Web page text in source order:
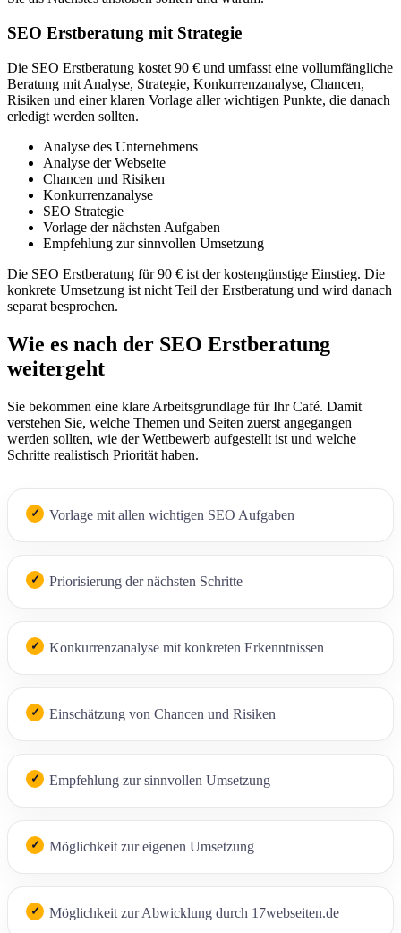
SEO Erstberatung mit Strategie
Die SEO Erstberatung kostet 90 € und umfasst eine vollumfängliche
Beratung mit Analyse, Strategie, Konkurrenzanalyse, Chancen,
Risiken und einer klaren Vorlage aller wichtigen Punkte, die danach
erledigt werden sollten.
Analyse des Unternehmens
Analyse der Webseite
Chancen und Risiken
Konkurrenzanalyse
SEO Strategie
Vorlage der nächsten Aufgaben
Empfehlung zur sinnvollen Umsetzung
Die SEO Erstberatung für 90 € ist der kostengünstige Einstieg. Die
konkrete Umsetzung ist nicht Teil der Erstberatung und wird danach
separat besprochen.
Wie es nach der SEO Erstberatung
weitergeht
Sie bekommen eine klare Arbeitsgrundlage für Ihr Café. Damit
verstehen Sie, welche Themen und Seiten zuerst angegangen
werden sollten, wie der Wettbewerb aufgestellt ist und welche
Schritte realistisch Priorität haben.
Vorlage mit allen wichtigen SEO Aufgaben
Priorisierung der nächsten Schritte
Konkurrenzanalyse mit konkreten Erkenntnissen
Einschätzung von Chancen und Risiken
Empfehlung zur sinnvollen Umsetzung
Möglichkeit zur eigenen Umsetzung
Möglichkeit zur Abwicklung durch 17webseiten.de